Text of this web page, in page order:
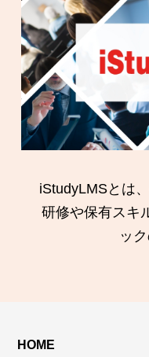
iStudyLMSとは
研修や保有スキ
ッ
HOME